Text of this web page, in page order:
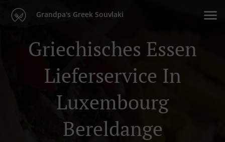
Grandpa's Greek Souvlaki
Griechisches Essen
Lieferservice In
Luxembourg
Bereldange